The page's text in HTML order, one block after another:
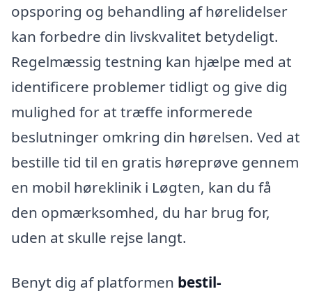
opsporing og behandling af hørelidelser
kan forbedre din livskvalitet betydeligt.
Regelmæssig testning kan hjælpe med at
identificere problemer tidligt og give dig
mulighed for at træffe informerede
beslutninger omkring din hørelsen. Ved at
bestille tid til en gratis høreprøve gennem
en mobil høreklinik i Løgten, kan du få
den opmærksomhed, du har brug for,
uden at skulle rejse langt.
Benyt dig af platformen bestil-